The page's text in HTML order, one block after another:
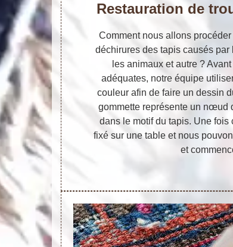
Restauration de
Comment nous allons
déchirures des tapis causés par
les animaux et autre ?
adéquates, notre équipe
couleur afin de faire un dessin
gommette représente un nœud
dans le motif du tapis. Une
fixé sur une table et nous
et